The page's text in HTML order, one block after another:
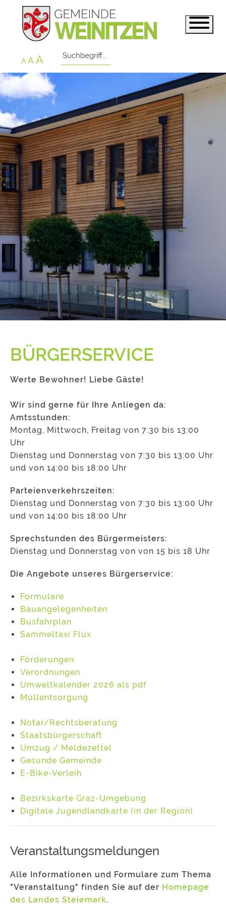
A AA
BÜRGERSERVICE
Werte Bewohner! Liebe Gäste!
Wir sind gerne für Ihre Anliegen da:
Amtsstunden:
Montag, Mittwoch, Freitag von 7:30 bis 13:00
Uhr
Dienstag und Donnerstag von 7:30 bis 13:00 Uhr
und von 14:00 bis 18:00 Uhr
Parteienverkehrszeiten:
Dienstag und Donnerstag von 7:30 bis 13:00 Uhr
und von 14:00 bis 18:00 Uhr
Sprechstunden des Bürgermeisters:
Dienstag und Donnerstag von von 15 bis 18 Uhr
Die Angebote unseres Bürgerservice:
Formulare
Bauangelegenheiten
Busfahrplan
Sammeltaxi Flux
Förderungen
Verordnungen
Umweltkalender 2026 als pdf
Müllentsorgung
Notar/Rechtsberatung
Staatsbürgerschaft
Umzug / Meldezettel
Gesunde Gemeinde
E-Bike-Verleih
Bezirkskarte Graz-Umgebung
Digitale Jugendlandkarte (in der Region)
Veranstaltungsmeldungen
Alle Informationen und Formulare zum Thema
"Veranstaltung" finden Sie auf der Homepage
des Landes Steiemark.